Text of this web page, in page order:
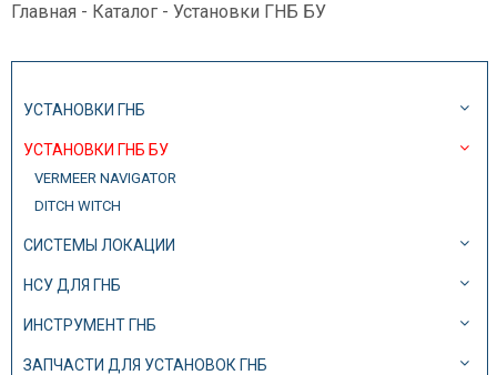
Главная - Каталог - Установки ГНБ БУ
УСТАНОВКИ ГНБ
УСТАНОВКИ ГНБ БУ
VERMEER NAVIGATOR
DITCH WITCH
СИСТЕМЫ ЛОКАЦИИ
НСУ ДЛЯ ГНБ
ИНСТРУМЕНТ ГНБ
ЗАПЧАСТИ ДЛЯ УСТАНОВОК ГНБ